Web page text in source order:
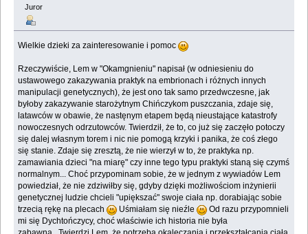
Juror
Wielkie dzieki za zainteresowanie i pomoc
Rzeczywiście, Lem w "Okamgnieniu" napisał (w odniesieniu do
ustawowego zakazywania praktyk na embrionach i różnych innych
manipulacji genetycznych), że jest ono tak samo przedwczesne, jak
byłoby zakazywanie starożytnym Chińczykom puszczania, zdaje się,
latawców w obawie, że nastęnym etapem będą nieustające katastrofy
nowoczesnych odrzutowców. Twierdził, że to, co już się zaczęło potoczy
się dalej własnym torem i nic nie pomogą krzyki i panika, że coś złego
się stanie. Zdaje się zresztą, że nie wierzył w to, że praktyka np.
zamawiania dzieci "na miarę" czy inne tego typu praktyki staną się czymś
normalnym... Choć przypominam sobie, że w jednym z wywiadów Lem
powiedział, że nie zdziwiłby się, gdyby dzięki możliwościom inżynierii
genetycznej ludzie chcieli "upiększać" swoje ciała np. dorabiając sobie
trzecią rękę na plecach
Uśmiałam się nieźle
Od razu przypomnieli
mi się Dychtończycy, choć właściwie ich historia nie była